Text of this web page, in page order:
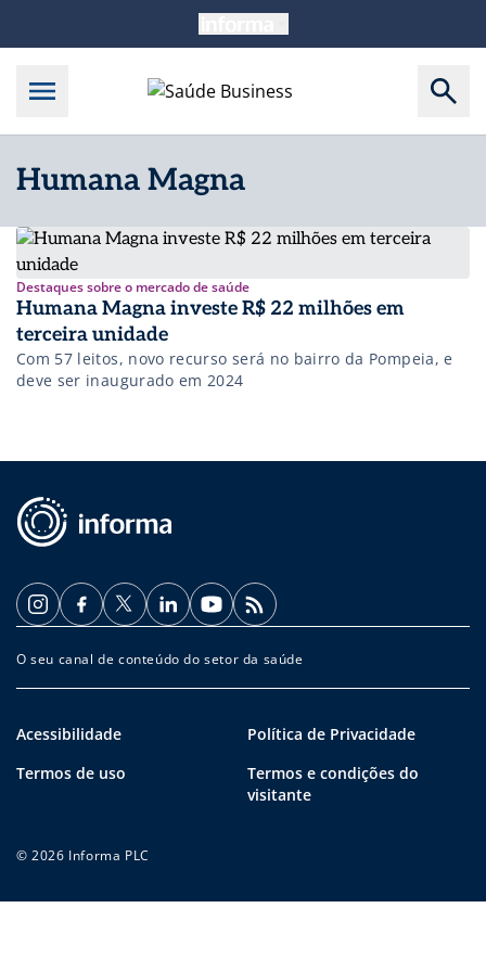
Humana Magna
Destaques sobre o mercado de saúde
Humana Magna investe R$ 22 milhões em
terceira unidade
Com 57 leitos, novo recurso será no bairro da Pompeia, e
deve ser inaugurado em 2024
O seu canal de conteúdo do setor da saúde
Acessibilidade
Política de Privacidade
Termos de uso
Termos e condições do
visitante
© 2026 Informa PLC